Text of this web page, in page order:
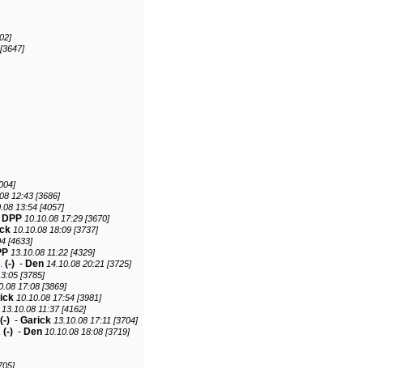
12:43 [3686]
13:54 [4057]
DPP 10.10.08 17:29 [3670]
10.10.08 18:09 [3737]
[4633]
13.10.08 11:22 [4329]
(-) - Den 14.10.08 20:21 [3725]
[3785]
17:08 [3869]
10.10.08 17:54 [3981]
13.10.08 11:37 [4162]
(-) - Garick 13.10.08 17:11 [3704]
(-) - Den 10.10.08 18:08 [3719]